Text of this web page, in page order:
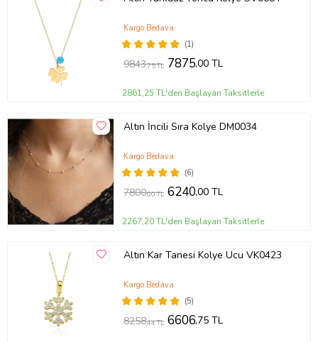
(1)
Kargo Bedava
9843,75 TL 7875,00 TL
2861,25 TL'den Başlayan Taksitlerle
Altın İncili Sıra Kolye DM0034
(6)
Kargo Bedava
7800,00 TL 6240,00 TL
2267,20 TL'den Başlayan Taksitlerle
Altın Kar Tanesi Kolye Ucu VK0423
(5)
Kargo Bedava
8258,44 TL 6606,75 TL